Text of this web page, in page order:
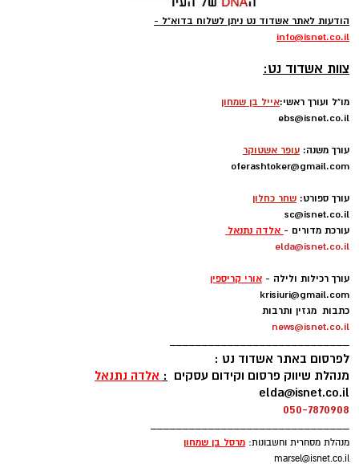
הודעות לאתר אשדוד נט ניתן לשלוח בדוא"ל -
info@isnet.co.il
צוות אשדוד נט:
מו"ל ועורך ראשי:אייל בן שמחון
ebs@isnet.co.il
עורך משנה: עופר אשטוקר
oferashtoker@gmail.com
עורך ספורט: שחר כחלון
sc@isnet.co.il
עורכת מדורים - אלדה נתנאל
elda@isnet.co.il
עורך רכילות ולילה - אורי קריספין
krisiuri@gmail.com
כתבות מגזין ותרבות
news@isnet.co.il
____________________________
לפרסום באתר אשדוד נט :
מנהלת שיווק פרסום וקידום עסקים : אלדה נתנאל
elda@isnet.co.il
050-7870908
_______________________________
מנהלת מסחרית וחשבונות: מרסל בן שמחון
marsel@isnet.co.il